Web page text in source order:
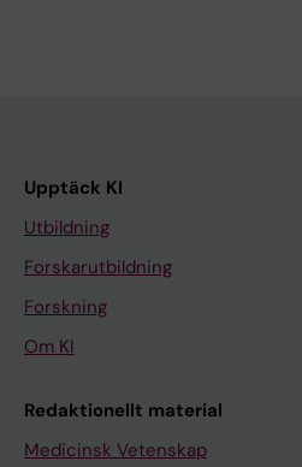
Upptäck KI
Utbildning
Forskarutbildning
Forskning
Om KI
Redaktionellt material
Medicinsk Vetenskap